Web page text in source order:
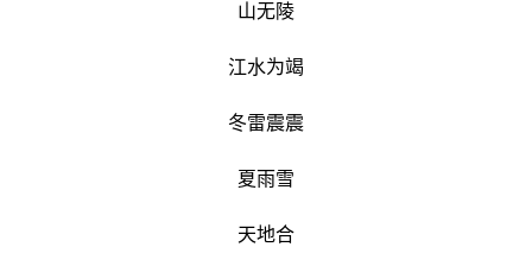
山无陵
江水为竭
冬雷震震
夏雨雪
天地合